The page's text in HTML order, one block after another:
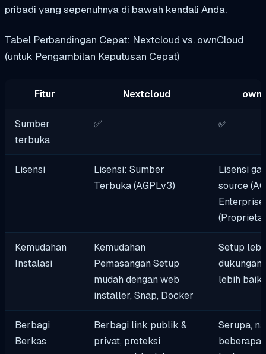
pribadi yang sepenuhnya di bawah kendali Anda.
Tabel Perbandingan Cepat: Nextcloud vs. ownCloud
(untuk Pengambilan Keputusan Cepat)
Fitur Nextcloud
Sumber
terbuka
✅ ✅
Lisensi
Lisensi: Sumber
Terbuka (AGPLv3)
Lisensi
source
Enterprise
Kemudahan
Instalasi
Kemudahan
Pemasangan Setup
mudah dengan web
installer, Snap, Docker
Setup
dukungan
lebih baik
Berbagi
Berkas
Berbagi link publik &
privat, proteksi
Serupa,
beberapa